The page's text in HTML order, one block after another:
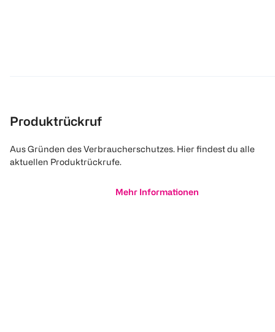
Produktrückruf
Aus Gründen des Verbraucherschutzes. Hier findest du alle
aktuellen Produktrückrufe.
Mehr Informationen